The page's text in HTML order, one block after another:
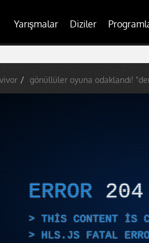
Yarışmalar Diziler
gönüllüler oyuna odaklandı!
ERROR 204
THIS CONTENT IS
HLS.JS FATAL